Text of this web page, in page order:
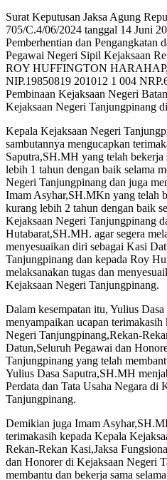
Surat Keputusan Jaksa Agung
705/C.4/06/2024 tanggal 14 Juni
Pemberhentian dan Pengangkatan
Pegawai Negeri Sipil Kejaksaan
ROY HUFFINGTON
NIP.19850819 201012 1 004
Pembinaan Kejaksaan Negeri
Kejaksaan Negeri Tanjungpinang
Kepala Kejaksaan Negeri
sambutannya mengucapkan
Saputra,SH.MH yang telah
lebih 1 tahun dengan baik selama
Negeri Tanjungpinang dan juga
Imam Asyhar,SH.MKn yang telah
kurang lebih 2 tahun dengan baik
Kejaksaan Negeri Tanjungpinang
Hutabarat,SH.MH. agar segera
menyesuaikan diri sebagai Kasi
Tanjungpinang dan kepada Roy
melaksanakan tugas dan
Kejaksaan Negeri Tanjungpinang.
Dalam kesempatan itu, Yulius
menyampaikan ucapan
Negeri Tanjungpinang,Rekan-
Datun,Seluruh Pegawai dan
Tanjungpinang yang telah
Yulius Dasa Saputra,SH.MH
Perdata dan Tata Usaha Negara di
Tanjungpinang.
Demikian juga Imam
terimakasih kepada Kepala
Rekan-Rekan Kasi,Jaksa
dan Honorer di Kejaksaan Negeri
membantu dan bekerja sama